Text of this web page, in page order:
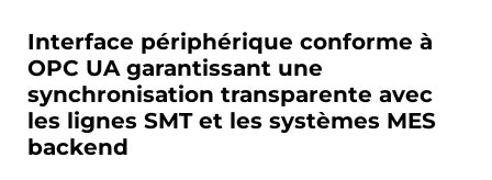
Interface périphérique conforme à
OPC UA garantissant une
synchronisation transparente avec
les lignes SMT et les systèmes MES
backend